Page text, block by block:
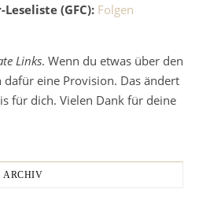
(GFC): Folgen
Links. Wenn du etwas über den
eine Provision. Das ändert
für dich. Vielen Dank für deine
ARCHIV